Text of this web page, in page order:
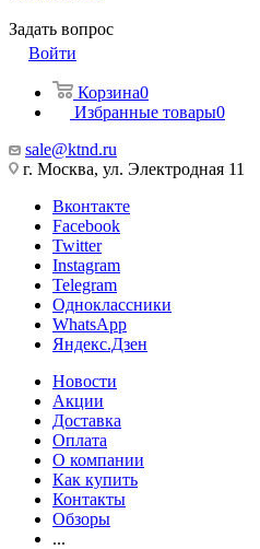
Задать вопрос
Войти
Корзина0
Избранные товары0
sale@ktnd.ru
г. Москва, ул. Электродная 11
Вконтакте
Facebook
Twitter
Instagram
Telegram
Одноклассники
WhatsApp
Яндекс.Дзен
Новости
Акции
Доставка
Оплата
О компании
Как купить
Контакты
Обзоры
...